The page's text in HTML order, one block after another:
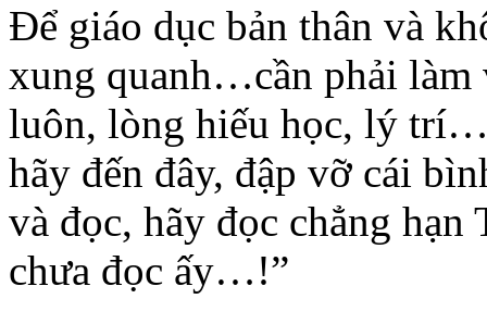
Để giáo dục bản thân và
xung quanh…cần phải làm
luôn, lòng hiếu học, lý
hãy đến đây, đập vỡ cái
và đọc, hãy đọc chẳng hạn
chưa đọc ấy…!”